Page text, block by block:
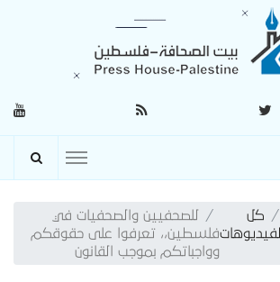
كل
الفيديوهات
للصحفيين والصحفيات في
فلسطين،، تعرفوا على حقوقكم
وواجباتكم بموجب القانون